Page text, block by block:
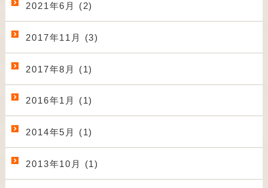
2021年6月 (2)
2017年11月 (3)
2017年8月 (1)
2016年1月 (1)
2014年5月 (1)
2013年10月 (1)